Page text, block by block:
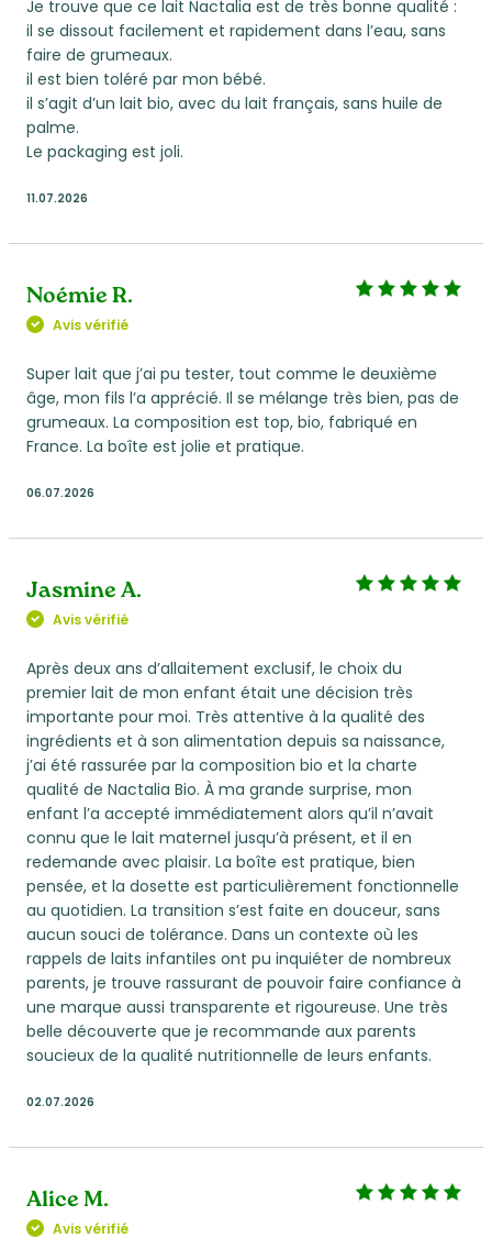
Je trouve que ce lait Nactalia est de très bonne qualité :
il se dissout facilement et rapidement dans l’eau, sans
faire de grumeaux.
il est bien toléré par mon bébé.
il s’agit d’un lait bio, avec du lait français, sans huile de
palme.
Le packaging est joli.
11.07.2026
Noémie R.
Avis vérifié
Super lait que j’ai pu tester, tout comme le deuxième
âge, mon fils l’a apprécié. Il se mélange très bien, pas de
grumeaux. La composition est top, bio, fabriqué en
France. La boîte est jolie et pratique.
06.07.2026
Jasmine A.
Avis vérifié
Après deux ans d’allaitement exclusif, le choix du
premier lait de mon enfant était une décision très
importante pour moi. Très attentive à la qualité des
ingrédients et à son alimentation depuis sa naissance,
j’ai été rassurée par la composition bio et la charte
qualité de Nactalia Bio. À ma grande surprise, mon
enfant l’a accepté immédiatement alors qu’il n’avait
connu que le lait maternel jusqu’à présent, et il en
redemande avec plaisir. La boîte est pratique, bien
pensée, et la dosette est particulièrement fonctionnelle
au quotidien. La transition s’est faite en douceur, sans
aucun souci de tolérance. Dans un contexte où les
rappels de laits infantiles ont pu inquiéter de nombreux
parents, je trouve rassurant de pouvoir faire confiance à
une marque aussi transparente et rigoureuse. Une très
belle découverte que je recommande aux parents
soucieux de la qualité nutritionnelle de leurs enfants.
02.07.2026
Alice M.
Avis vérifié